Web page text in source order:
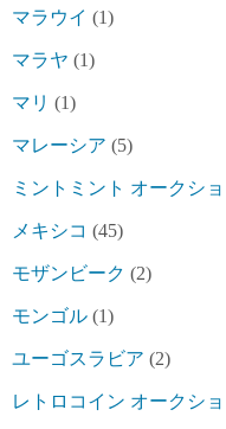
マラウイ (1)
マラヤ (1)
マリ (1)
マレーシア (5)
ミントミント オークシ
メキシコ (45)
モザンビーク (2)
モンゴル (1)
ユーゴスラビア (2)
レトロコイン オークシ